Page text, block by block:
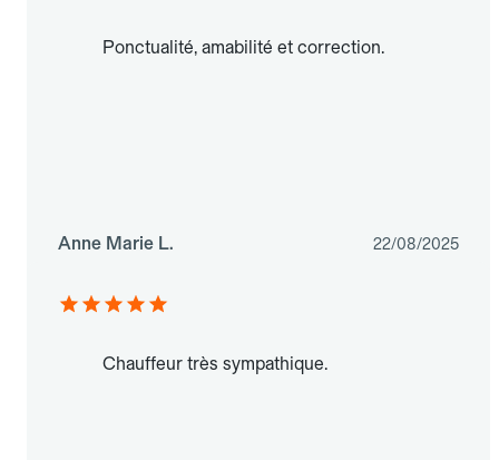
Ponctualité, amabilité et correction.
Anne Marie L. 22/08/2025
Chauffeur très sympathique.